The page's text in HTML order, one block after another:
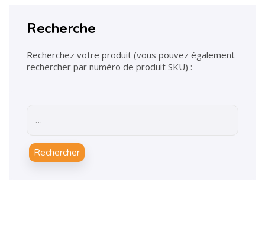
Recherche
Recherchez votre produit (vous pouvez également
rechercher par numéro de produit SKU) :
Rechercher